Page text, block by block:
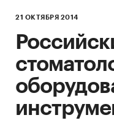
21 ОКТЯБРЯ 2014